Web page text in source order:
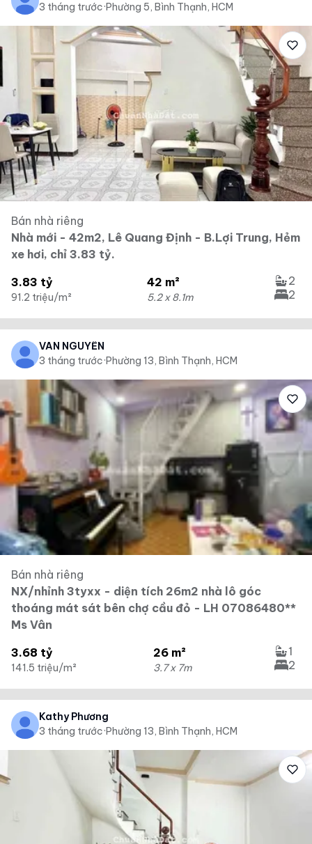
3 tháng trước·Phường 5, Bình Thạnh, HCM
Bán nhà riêng
Nhà mới - 42m2, Lê Quang Định - B.Lợi Trung, Hẻm
xe hơi, chỉ 3.83 tỷ.
3.83 tỷ
91.2 triệu/m²
42 m²
5.2 x 8.1m
2
2
VÂN NGUYỄN
3 tháng trước·Phường 13, Bình Thạnh, HCM
Bán nhà riêng
NX/nhỉnh 3tyxx - diện tích 26m2 nhà lô góc
thoáng mát sát bên chợ cầu đỏ - LH 07086480**
Ms Vân
3.68 tỷ
141.5 triệu/m²
26 m²
3.7 x 7m
1
2
Kathy Phương
3 tháng trước·Phường 13, Bình Thạnh, HCM